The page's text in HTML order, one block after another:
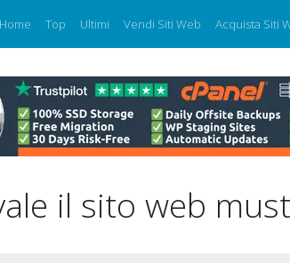
Home Top Ultimi Vendi Siti Web Acquista Siti
il sito web